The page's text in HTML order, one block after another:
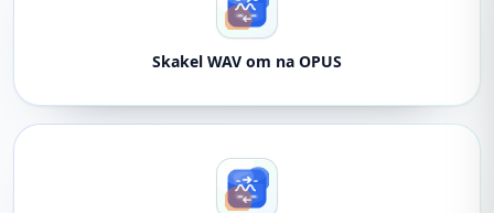
Skakel WAV om na OPUS